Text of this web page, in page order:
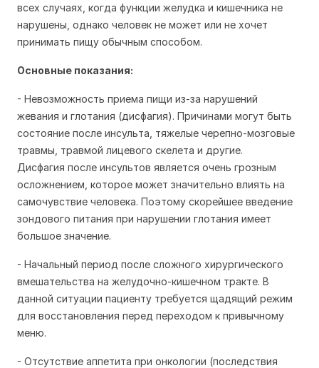
всех случаях, когда функции желудка и кишечника не
нарушены, однако человек не может или не хочет
принимать пищу обычным способом.
Основные показания:
- Невозможность приема пищи из-за нарушений
жевания и глотания (дисфагия). Причинами могут быть
состояние после инсульта, тяжелые черепно-мозговые
травмы, травмой лицевого скелета и другие.
Дисфагия после инсультов является очень грозным
осложнением, которое может значительно влиять на
самочувствие человека. Поэтому скорейшее введение
зондового питания при нарушении глотания имеет
большое значение.
- Начальный период после сложного хирургического
вмешательства на желудочно-кишечном тракте. В
данной ситуации пациенту требуется щадящий режим
для восстановления перед переходом к привычному
меню.
- Отсутствие аппетита при онкологии (последствия